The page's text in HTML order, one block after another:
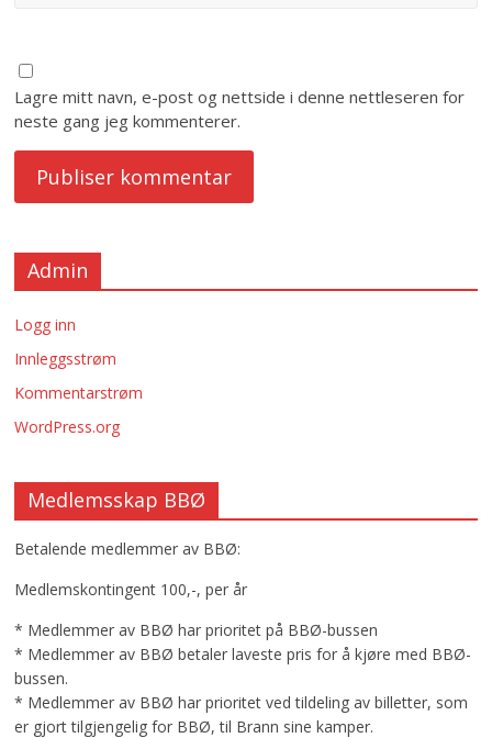
Lagre mitt navn, e-post og nettside i denne nettleseren for
neste gang jeg kommenterer.
Admin
Logg inn
Innleggsstrøm
Kommentarstrøm
WordPress.org
Medlemsskap BBØ
Betalende medlemmer av BBØ:
Medlemskontingent 100,-, per år
* Medlemmer av BBØ har prioritet på BBØ-bussen
* Medlemmer av BBØ betaler laveste pris for å kjøre med BBØ-
bussen.
* Medlemmer av BBØ har prioritet ved tildeling av billetter, som
er gjort tilgjengelig for BBØ, til Brann sine kamper.